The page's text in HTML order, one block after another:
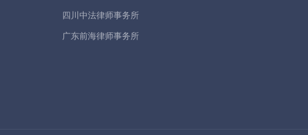
四川中法律师事务所
广东前海律师事务所